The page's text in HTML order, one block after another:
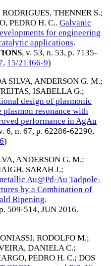
RODRIGUES, THENNER S.;
PEDRO H. C.. Galvanic
for engineering
applications.
, v. 53, n. 53, p. 7135-
, 15/21366-9)
SILVA, ANDERSON G. M.;
ISABELLA G.;
design of plasmonic
resonance with
performance in AgAu
6, n. 67, p. 62286-62290,
)
ANDERSON G. M.;
SARAH J.;
Au@Pd-Au Tadpole-
by a Combination of
Ripening.
509-514, JUN 2016.
RODOLFO M.;
DANIELA C.;
PEDRO H. C.; DOS